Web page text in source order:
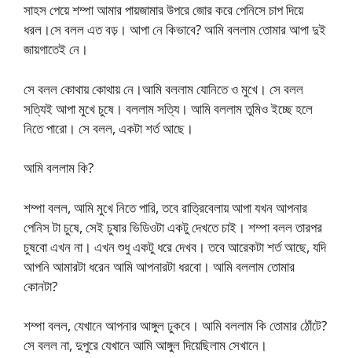
সাহস পেয়ে শম্পা আমার পায়জামার উপরে জোর করে পেনিসে চাপ দিয়ে
ধরল।সে বলল এত বড়। আপা নে কিভাবে? আমি বললাম তোমার আপা দুই
জায়গাতেই নে।
সে বলল কোথায় কোথায় নে।আমি বললাম যোনিতে ও মুখে। সে বলল
সত্যিই আপা মুখে চুষে। বললাম সত্যি। আমি বললাম তুমিও ইচ্ছে হলে
নিতে পারো। সে বলল, একটা শর্ত আছে।
আমি বললাম কি?
শম্পা বলল, আমি মুখে নিতে পারি, তবে রাত্রিবেলায় আপা যখন আপনার
পেনিস টা চুষে, সেই চুষার ভিডিওটা একটু দেখতে চাই। শম্পা বলল তারপর
চুষবো এখন না। এখন শুধু একটু ধরে দেখব। তবে আরেকটা শর্ত আছে, যদি
আপনি আমারটা ধরেন আমি আপনারটা ধরবো। আমি বললাম তোমার
কোনটা?
শম্পা বলল, যেখানে আপনার আঙ্গুল ঢুকবে। আমি বললাম কি তোমার ঠোঁটে?
সে বলল না, দুপুরে যেখানে আমি আঙ্গুল দিয়েছিলাম সেখানে।